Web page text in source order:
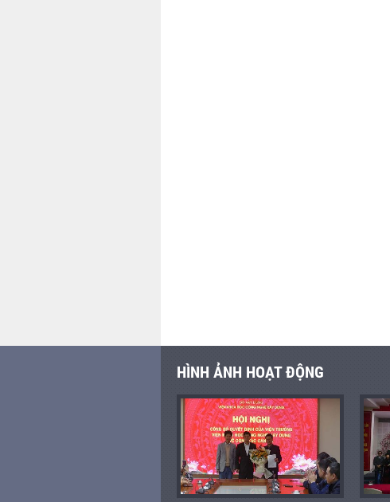
HÌNH ẢNH HOẠT ĐỘNG